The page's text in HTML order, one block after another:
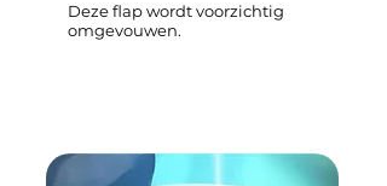
Deze flap wordt voorzichtig
omgevouwen.